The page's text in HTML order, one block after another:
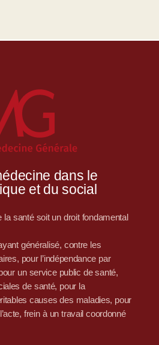
dans le
et du social
la santé soit un droit fondamental
généralisé, contre les
pour l’indépendance par
un service public de santé,
de santé, pour la
causes des maladies, pour
frein à un travail coordonné